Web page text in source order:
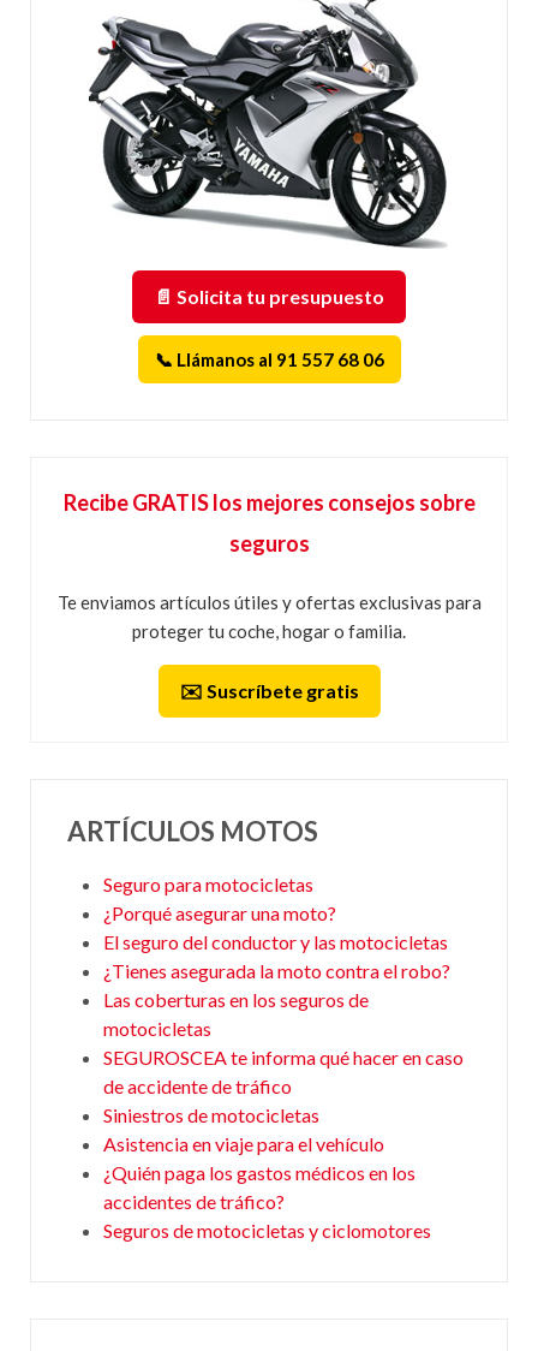
📄 Solicita tu presupuesto
📞 Llámanos al 91 557 68 06
Recibe GRATIS los mejores consejos sobre
seguros
Te enviamos artículos útiles y ofertas exclusivas para
proteger tu coche, hogar o familia.
✉️ Suscríbete gratis
ARTÍCULOS MOTOS
Seguro para motocicletas
¿Porqué asegurar una moto?
El seguro del conductor y las motocicletas
¿Tienes asegurada la moto contra el robo?
Las coberturas en los seguros de
motocicletas
SEGUROSCEA te informa qué hacer en caso
de accidente de tráfico
Siniestros de motocicletas
Asistencia en viaje para el vehículo
¿Quién paga los gastos médicos en los
accidentes de tráfico?
Seguros de motocicletas y ciclomotores